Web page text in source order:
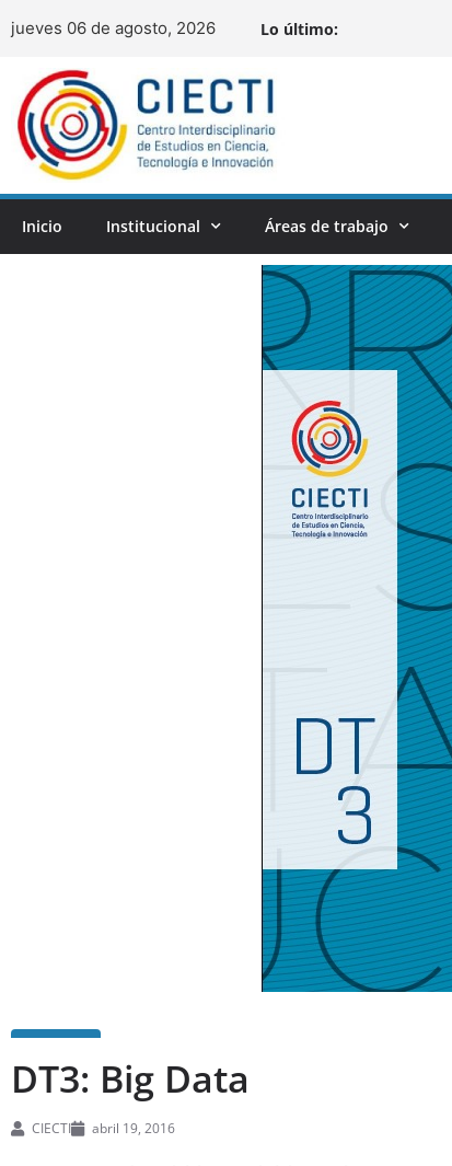
jueves 06 de agosto, 2026 Lo último:
Inicio Institucional Áreas de trabajo
DT3: Big Data
CIECTI abril 19, 2016